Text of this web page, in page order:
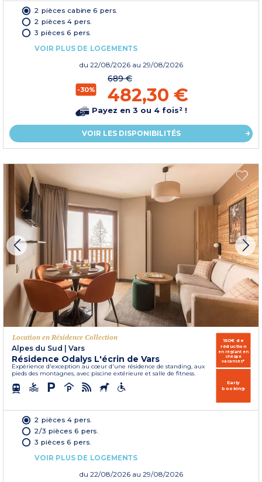
2 pièces cabine 6 pers.
2 pièces 4 pers.
3 pièces 6 pers.
VOIR PLUS DE LOGEMENTS
du 22/08/2026 au 29/08/2026
-30%
689 €
482,30 €
Payez en 3 ou 4 fois² !
VOIR LES DISPONIBILITÉS
Location en Résidence Collection
Alpes du Sud
Vars
Résidence Odalys L'écrin de Vars
Expérience d'exception au cœur d'une résidence de standing, aux
pieds des montagnes, avec piscine extérieure et salle de fitness.
150€ de
réduction
en réglant en
chèque
vacances*
Early
booking
2 pièces 4 pers.
2/3 pièces 6 pers.
3 pièces 6 pers.
VOIR PLUS DE LOGEMENTS
du 22/08/2026 au 29/08/2026